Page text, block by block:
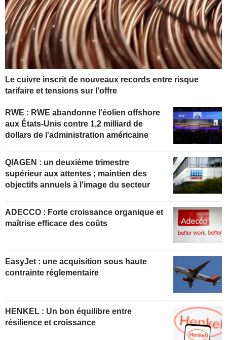
Le cuivre inscrit de nouveaux records entre risque
tarifaire et tensions sur l'offre
RWE : RWE abandonne l'éolien offshore
aux États-Unis contre 1,2 milliard de
dollars de l'administration américaine
QIAGEN : un deuxième trimestre
supérieur aux attentes ; maintien des
objectifs annuels à l'image du secteur
ADECCO : Forte croissance organique et
maîtrise efficace des coûts
EasyJet : une acquisition sous haute
contrainte réglementaire
HENKEL : Un bon équilibre entre
résilience et croissance